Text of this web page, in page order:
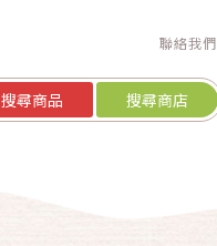
聯絡我們
搜尋商品 搜尋商店